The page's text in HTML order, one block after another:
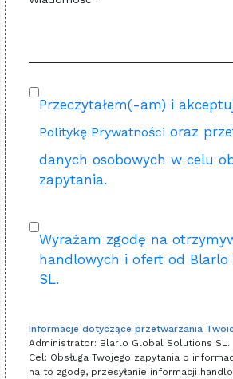
Przeczytałem(-am) i
Politykę Prywatności oraz
danych osobowych w celu
zapytania.
Wyrażam zgodę na
handlowych i ofert od Blarlo
SL.
Informacje dotyczące przetwarzania
Administrator: Blarlo Global Solutions SL.
Cel: Obsługa Twojego zapytania o
na to zgodę, przesyłanie informacji